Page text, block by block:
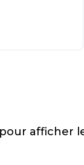
afficher